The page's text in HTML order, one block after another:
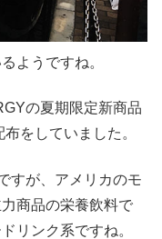
ようですね。
の夏期限定新商品
をしていました。
すが、アメリカのモ
商品の栄養飲料で
リンク系ですね。